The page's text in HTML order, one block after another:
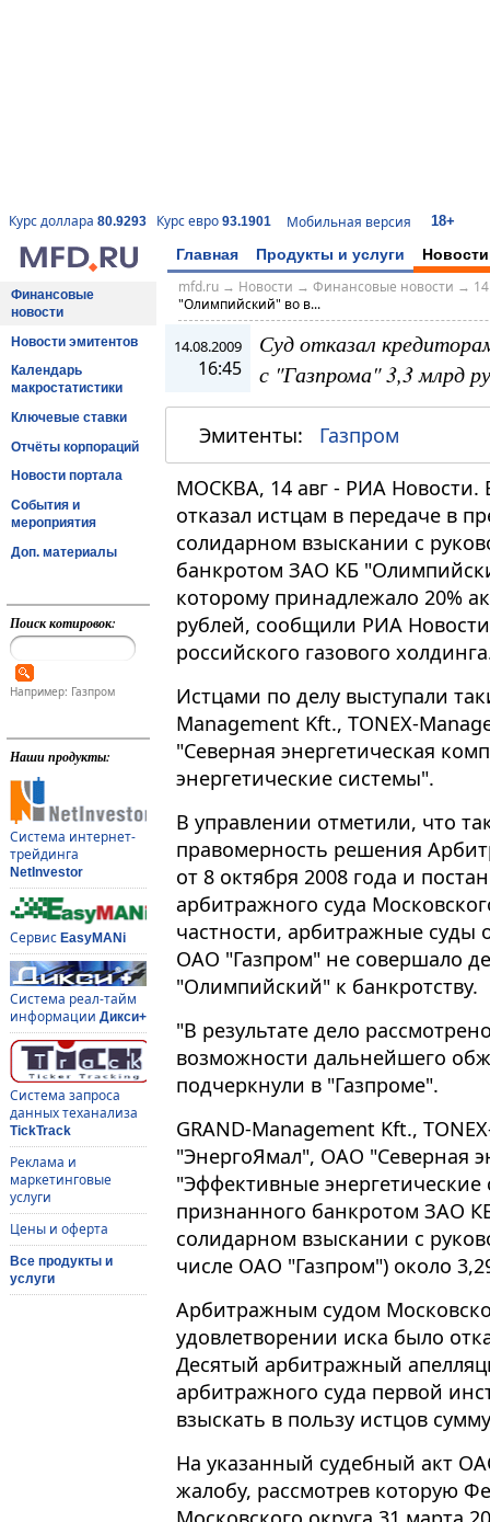
Курс доллара 80.9293 Курс евро 93.1901 Мобильная версия 18+
Главная Продукты и услуги Новости
Финансовые
новости
Новости эмитентов
Календарь
макростатистики
Ключевые ставки
Отчёты корпораций
Новости портала
События и
мероприятия
Доп. материалы
Поиск котировок:
Например: Газпром
Наши продукты:
Система интернет-
трейдинга
NetInvestor
Сервис EasyMANi
Система реал-тайм
информации Дикси+
Система запроса
данных теханализа
TickTrack
Реклама и
маркетинговые
услуги
Цены и оферта
Все продукты и
услуги
mfd.ru→ Новости → Финансовые новости →
"Олимпийский" во в...
14.08.2009
16:45
Суд отказал
с "Газпрома" 3,3 млрд
Эмитенты: Газпром
МОСКВА, 14 авг - РИА
отказал истцам в передаче в
солидарном взыскании с
банкротом ЗАО КБ
которому принадлежало 20%
рублей, сообщили РИА
российского газового
Истцами по делу выступали
Management Kft., TONEX-
"Северная энергетическая
энергетические системы".
В управлении отметили, что
правомерность решения
от 8 октября 2008 года и
арбитражного суда
частности, арбитражные
ОАО "Газпром" не совершало
"Олимпийский" к банкротству.
"В результате дело
возможности дальнейшего
подчеркнули в "Газпроме".
GRAND-Management Kft.,
"ЭнергоЯмал", ОАО "Северная
"Эффективные
признанного банкротом ЗАО
солидарном взыскании с
числе ОАО "Газпром") около
Арбитражным судом
удовлетворении иска было
Десятый арбитражный
арбитражного суда первой
взыскать в пользу истцов
На указанный судебный акт
жалобу, рассмотрев которую